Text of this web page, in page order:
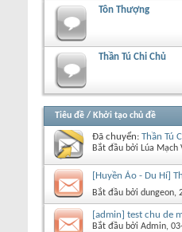
Tôn Thượng
Thần Tú Chi Chủ
Tiêu đề / Khởi tạo chủ đề
Đã chuyển: Thần Tú
Bắt đầu bởi Lúa Mạch
[Huyền Ảo - Du Hí]
Bắt đầu bởi dungeon‎,
[admin] test chu de
Bắt đầu bởi Admin‎,